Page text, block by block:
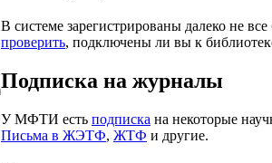
В системе зарегистрированы далеко не
проверить, подключены ли вы к
Подписка на журналы
У МФТИ есть подписка на некоторые
Письма в ЖЭТФ, ЖТФ и другие.